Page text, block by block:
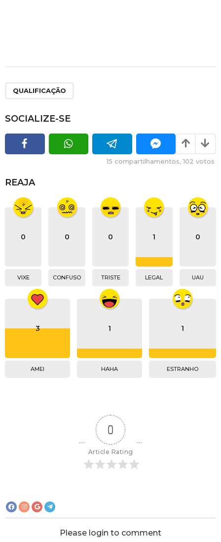
QUALIFICAÇÃO
SOCIALIZE-SE
15 compartilhamentos,102 votos
REAJA
0
VIXE
0
CONFUSO
0
TRISTE
1
LEGAL
0
UAU
3
AMEI
1
HAHA
1
ESTRANHO
0
Article Rating
Please login to comment